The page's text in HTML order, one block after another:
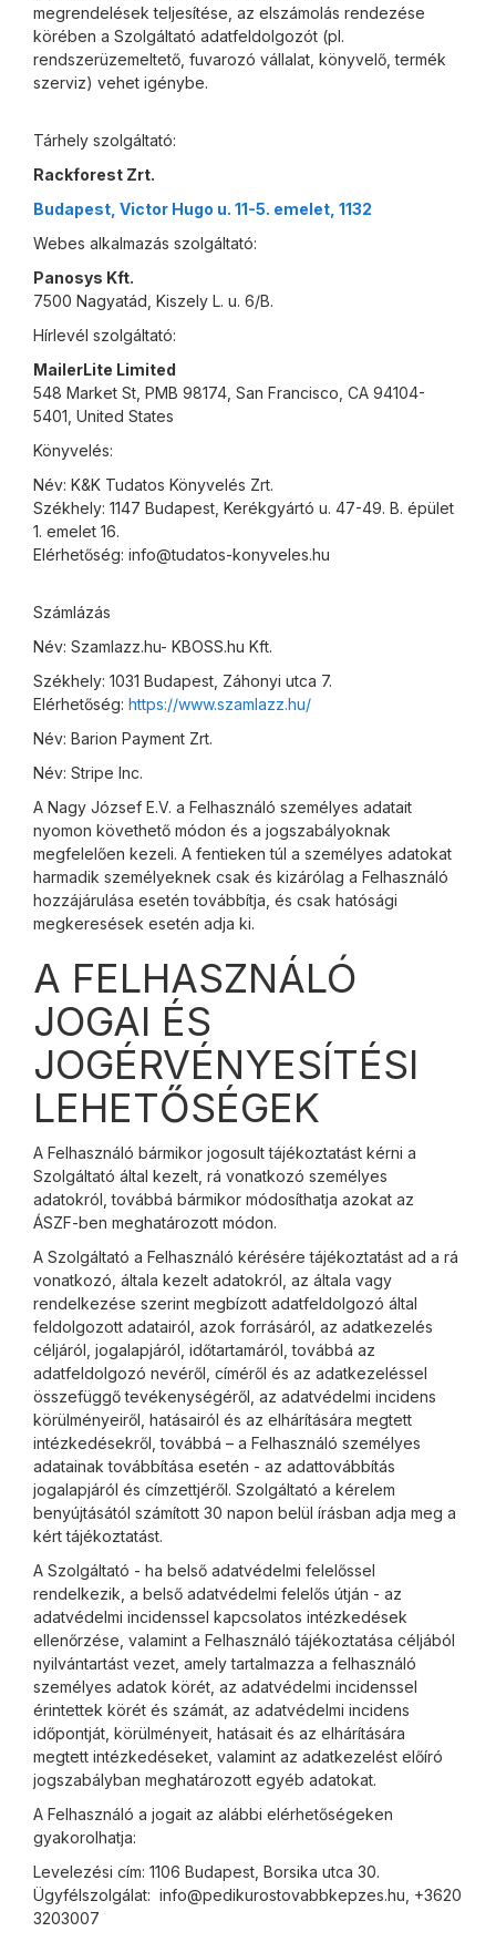
megrendelések teljesítése, az elszámolás rendezése
körében a Szolgáltató adatfeldolgozót (pl.
rendszerüzemeltető, fuvarozó vállalat, könyvelő, termék
szerviz) vehet igénybe.
Tárhely szolgáltató:
Rackforest Zrt.
Budapest, Victor Hugo u. 11-5. emelet, 1132
Webes alkalmazás szolgáltató:
Panosys Kft.
7500 Nagyatád, Kiszely L. u. 6/B.
Hírlevél szolgáltató:
MailerLite Limited
548 Market St, PMB 98174, San Francisco, CA 94104-
5401, United States
Könyvelés:
Név: K&K Tudatos Könyvelés Zrt.
Székhely: 1147 Budapest, Kerékgyártó u. 47-49. B. épület
1. emelet 16.
Elérhetőség: info@tudatos-konyveles.hu
Számlázás
Név: Szamlazz.hu- KBOSS.hu Kft.
Székhely: 1031 Budapest, Záhonyi utca 7.
Elérhetőség: https://www.szamlazz.hu/
Név: Barion Payment Zrt.
Név: Stripe Inc.
A Nagy József E.V. a Felhasználó személyes adatait
nyomon követhető módon és a jogszabályoknak
megfelelően kezeli. A fentieken túl a személyes adatokat
harmadik személyeknek csak és kizárólag a Felhasználó
hozzájárulása esetén továbbítja, és csak hatósági
megkeresések esetén adja ki.
A FELHASZNÁLÓ
JOGAI ÉS
JOGÉRVÉNYESÍTÉSI
LEHETŐSÉGEK
A Felhasználó bármikor jogosult tájékoztatást kérni a
Szolgáltató által kezelt, rá vonatkozó személyes
adatokról, továbbá bármikor módosíthatja azokat az
ÁSZF-ben meghatározott módon.
A Szolgáltató a Felhasználó kérésére tájékoztatást ad a rá
vonatkozó, általa kezelt adatokról, az általa vagy
rendelkezése szerint megbízott adatfeldolgozó által
feldolgozott adatairól, azok forrásáról, az adatkezelés
céljáról, jogalapjáról, időtartamáról, továbbá az
adatfeldolgozó nevéről, címéről és az adatkezeléssel
összefüggő tevékenységéről, az adatvédelmi incidens
körülményeiről, hatásairól és az elhárítására megtett
intézkedésekről, továbbá – a Felhasználó személyes
adatainak továbbítása esetén - az adattovábbítás
jogalapjáról és címzettjéről. Szolgáltató a kérelem
benyújtásától számított 30 napon belül írásban adja meg a
kért tájékoztatást.
A Szolgáltató - ha belső adatvédelmi felelőssel
rendelkezik, a belső adatvédelmi felelős útján - az
adatvédelmi incidenssel kapcsolatos intézkedések
ellenőrzése, valamint a Felhasználó tájékoztatása céljából
nyilvántartást vezet, amely tartalmazza a felhasználó
személyes adatok körét, az adatvédelmi incidenssel
érintettek körét és számát, az adatvédelmi incidens
időpontját, körülményeit, hatásait és az elhárítására
megtett intézkedéseket, valamint az adatkezelést előíró
jogszabályban meghatározott egyéb adatokat.
A Felhasználó a jogait az alábbi elérhetőségeken
gyakorolhatja:
Levelezési cím: 1106 Budapest, Borsika utca 30.
Ügyfélszolgálat: info@pedikurostovabbkepzes.hu, +3620
3203007